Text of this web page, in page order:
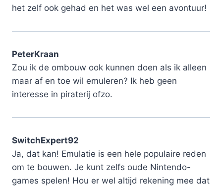
het zelf ook gehad en het was wel een avontuur!
PeterKraan
Zou ik de ombouw ook kunnen doen als ik alleen
maar af en toe wil emuleren? Ik heb geen
interesse in piraterij ofzo.
SwitchExpert92
Ja, dat kan! Emulatie is een hele populaire reden
om te bouwen. Je kunt zelfs oude Nintendo-
games spelen! Hou er wel altijd rekening mee dat